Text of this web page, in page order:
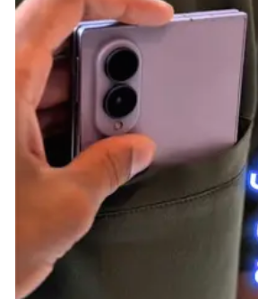
مما يتسبب في تأثير مدمر حيث تسقط
عن الصخور المشتعلة قاتل إذا وجدت
سقوطها.
وراءها مسارات من النار عند
من التحدي ويجعل البيئة أكثر
إلى المناطق التي قد تسقط فيها